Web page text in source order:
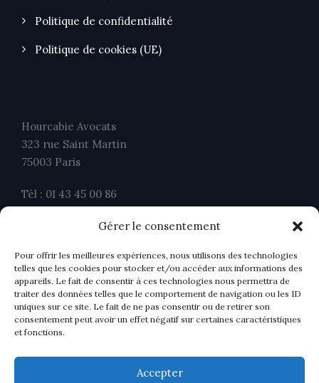
Gérer le consentement
Pour offrir les meilleures expériences, nous utilisons des technologies
telles que les cookies pour stocker et/ou accéder aux informations des
appareils. Le fait de consentir à ces technologies nous permettra de
traiter des données telles que le comportement de navigation ou les ID
uniques sur ce site. Le fait de ne pas consentir ou de retirer son
consentement peut avoir un effet négatif sur certaines caractéristiques
et fonctions.
Accepter
Politique de confidentialité
Politique de cookies (UE)
Hourcabie Avocats
323 rue Saint Martin
75003 Paris
Tél : 01 43 45 00 86
contact@ahavocats.fr